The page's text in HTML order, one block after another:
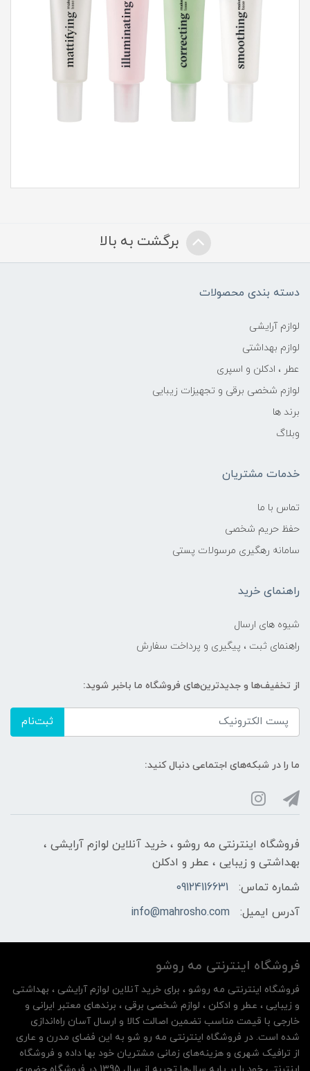
برگشت به بالا
دسته بندی محصولات
لوازم آرایشی
لوازم بهداشتی
عطر ، ادکلن و اسپری
لوازم شخصی برقی و تجهیزات زیبایی
برند ها
وبلاگ
خدمات مشتریان
تماس با ما
حفظ حریم شخصی
سامانه رهگیری مرسولات پستی
راهنمای خرید
شیوه های ارسال
راهنمای ثبت ، پیگیری و پرداخت سفارش
از تخفیف‌ها و جدیدترین‌های فروشگاه ما باخبر شوید:
ثبت‌نام
ما را در شبکه‌های اجتماعی دنبال کنید:
فروشگاه اینترنتی مه‌ رو‌شو ، خرید آنلاین لوازم آرایشی ،
بهداشتی و زیبایی ، عطر و ادکلن
شماره تماس:
09124116631
آدرس ایمیل:
info@mahrosho.com
فروشگاه اینترنتی مه‌ رو‌شو
فروشگاه اینترنتی مه‌ رو‌شو ، برای خرید آنلاین لوازم آرایشی ، بهداشتی
و زیبایی ، عطر و ادکلن ، لوازم شخصی برقی ، برندهای معتبر ایرانی و
خارجی با قیمت مناسب تضمین اصالت کالا و ارسال آسان راه‌اندازی
شده است. در فروشگاه اینترنتی مه رو شو به این فضای مدرن و عاری
از ترافیک شهری و هزینه‌های زمانی مشتریان خود بها داده و فروشگاه